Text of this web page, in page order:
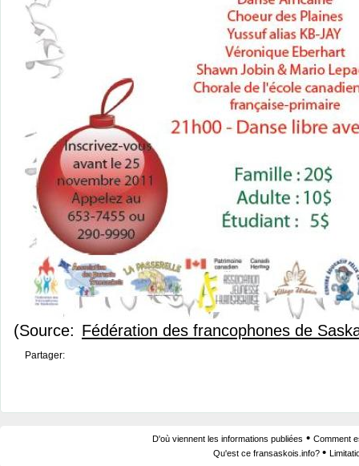
(Source: Fédération des francophones de
Partager:
D'où viennent les informations publiées • Comment
Qu'est ce fransaskois.info? •